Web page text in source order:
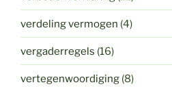
verdeling vermogen (4)
vergaderregels (16)
vertegenwoordiging (8)